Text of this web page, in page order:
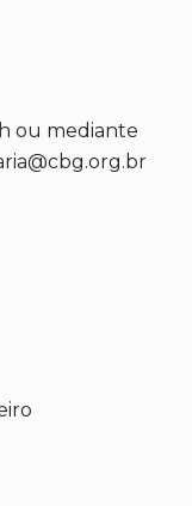
ou mediante